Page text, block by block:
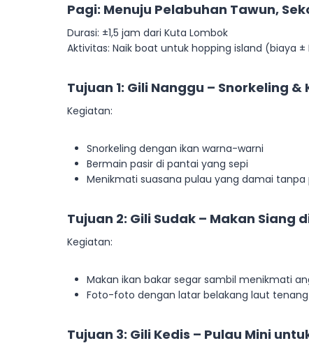
Pagi: Menuju Pelabuhan Tawun,
Durasi: ±1,5 jam dari Kuta Lombok
Aktivitas: Naik boat untuk hopping island (biaya
Tujuan 1: Gili Nanggu – Snorkeling &
Kegiatan:
Snorkeling dengan ikan warna-warni
Bermain pasir di pantai yang sepi
Menikmati suasana pulau yang damai tanpa
Tujuan 2: Gili Sudak – Makan Siang
Kegiatan:
Makan ikan bakar segar sambil menikmati
Foto-foto dengan latar belakang laut tenang
Tujuan 3: Gili Kedis – Pulau Mini